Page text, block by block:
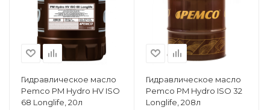
Гидравлическое масло
Pemco PM Hydro HV ISO
68 Longlife, 20л
Гидравлическое масло
Pemco PM Hydro ISO 32
Longlife, 208л